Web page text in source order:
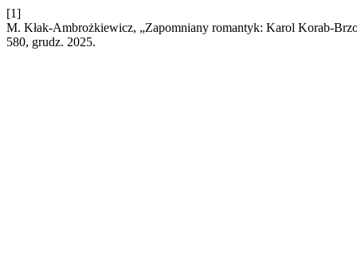
[1]
M. Kłak-Ambrożkiewicz, „Zapomniany romantyk: Karol Korab-
580, grudz. 2025.